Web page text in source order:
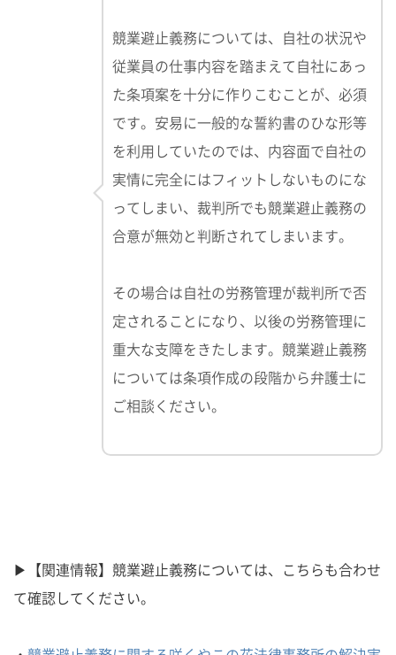
競業避止義務については、自社の状況や
従業員の仕事内容を踏まえて自社にあっ
た条項案を十分に作りこむことが、必須
です。安易に一般的な誓約書のひな形等
を利用していたのでは、内容面で自社の
実情に完全にはフィットしないものにな
ってしまい、裁判所でも競業避止義務の
合意が無効と判断されてしまいます。
その場合は自社の労務管理が裁判所で否
定されることになり、以後の労務管理に
重大な支障をきたします。競業避止義務
については条項作成の段階から弁護士に
ご相談ください。
▶【関連情報】競業避止義務については、こちらも合わせ
て確認してください。